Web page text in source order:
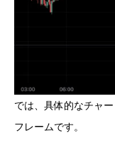
では、具体的なチャ
フレームです。